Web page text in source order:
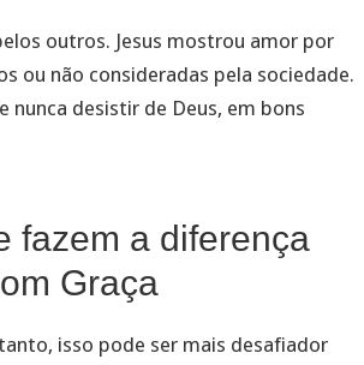
outros. Jesus mostrou amor por
ou não consideradas pela sociedade.
nunca desistir de Deus, em bons
fazem a diferença
Graça
isso pode ser mais desafiador